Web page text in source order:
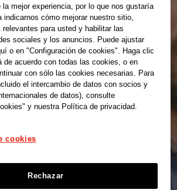
la mejor experiencia, por lo que nos gustaría
indicarnos cómo mejorar nuestro sitio,
para usted y habilitar las
sociales y los anuncios. Puede ajustar
o en "Configuración de cookies". Haga clic
de acuerdo con todas las cookies, o en
con sólo las cookies necesarias. Para
el intercambio de datos con socios y
de datos), consulte
y nuestra Política de privacidad.
cookies
Rechazar